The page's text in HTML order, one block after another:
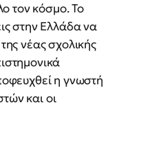
τον κόσμο. Το
στην Ελλάδα να
νέας σχολικής
η γνωστή
και οι